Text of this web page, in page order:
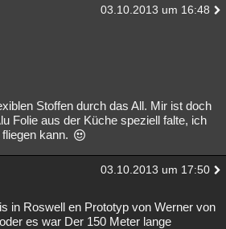
03.10.2013 um 16:48
Stoffen durch das All. Mir ist doch
Folie aus der Küche speziell falte, ich
kann.
03.10.2013 um 17:50
in Roswell en Prototyp von Werner von
es war Der 150 Meter lange